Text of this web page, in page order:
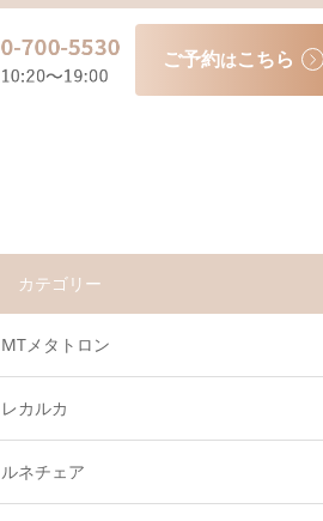
ご予約はこちら
カテゴリー
MTメタトロン
レカルカ
ルネチェア